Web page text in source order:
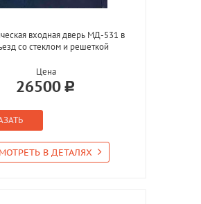
входная дверь МД-531 в
со стеклом и решеткой
Цена
26500
В ДЕТАЛЯХ